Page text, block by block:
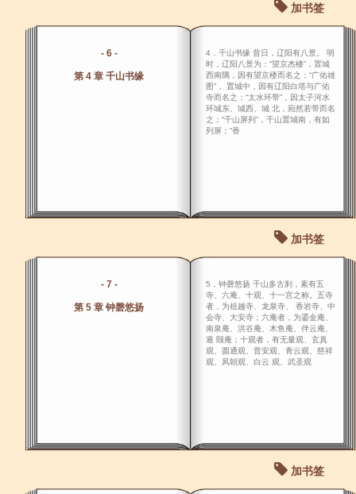
加书签
- 6 -
第 4 章 千山书缘
4．千山书缘 昔日，辽阳有八景。 明
时，辽阳八景为：“望京杰楼”，置城
西南隅，因有望京楼而名之；“广佑雄
图”， 置城中，因有辽阳白塔与广佑
寺而名之；“太水环带”，因太子河水
环城东、城西、城 北，宛然若带而名
之；“千山屏列”，千山置城南，有如
列屏；“香
加书签
- 7 -
第 5 章 钟磬悠扬
5．钟磬悠扬 千山多古刹，素有五
寺、六庵、十观、十一宫之称。五寺
者，为祖越寺、龙泉寺、 香岩寺、中
会寺、大安寺；六庵者，为鎏金庵、
南泉庵、洪谷庵、木鱼庵、伴云庵、
遁 颐庵；十观者，有无量观、玄真
观、圆通观、普安观、青云观、慈祥
观、凤朝观、白云 观、武圣观
加书签